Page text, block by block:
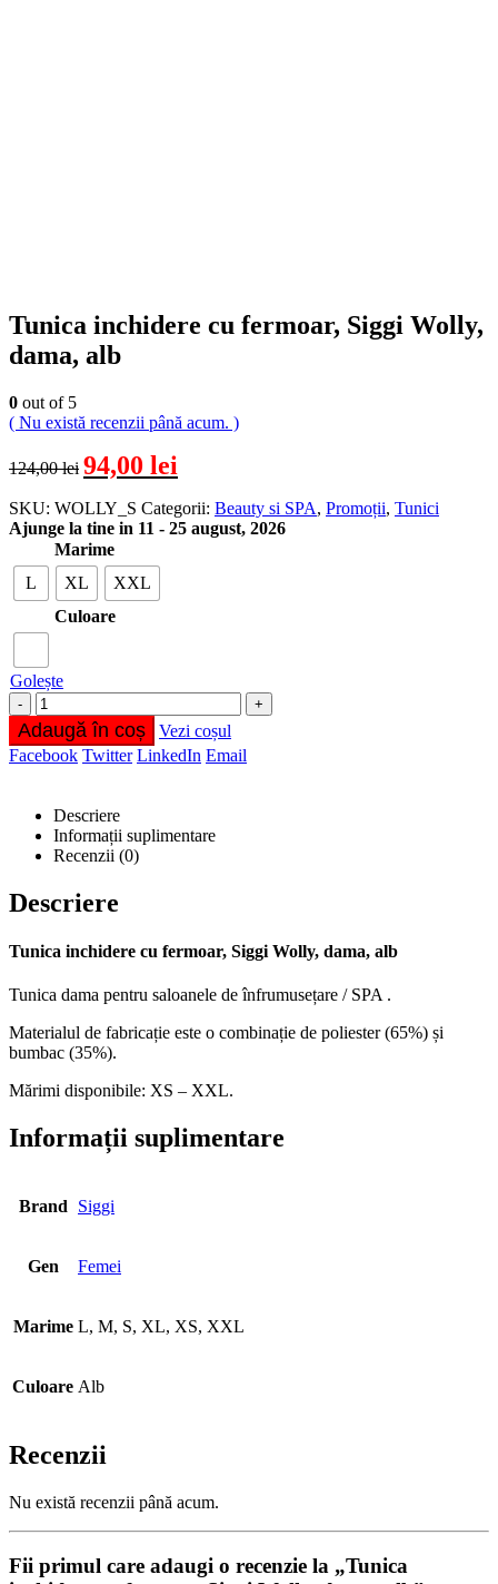
Tunica inchidere cu fermoar, Siggi Wolly,
dama, alb
0 out of 5
( Nu există recenzii până acum. )
124,00lei 94,00 lei
SKU: WOLLY_S Categorii: Beauty si SPA, Promoții, Tunici
Ajunge la tine in 11 - 25 august, 2026
Marime
L
XL
XXL
Culoare
Golește
- +
Adaugă în coș
Vezi coșul
Facebook Twitter LinkedIn Email
Descriere
Informații suplimentare
Recenzii (0)
Descriere
Tunica inchidere cu fermoar, Siggi Wolly, dama, alb
Tunica dama pentru saloanele de înfrumusețare / SPA .
Materialul de fabricație este o combinație de poliester (65%) și
bumbac (35%).
Mărimi disponibile: XS – XXL.
Informații suplimentare
Brand Siggi
Gen Femei
Marime L, M, S, XL, XS, XXL
Culoare Alb
Recenzii
Nu există recenzii până acum.
Fii primul care adaugi o recenzie la „Tunica